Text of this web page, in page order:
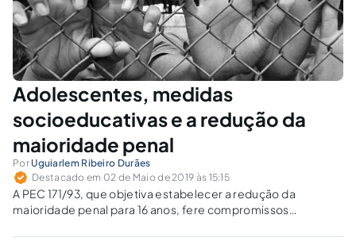
Adolescentes, medidas
socioeducativas e a redução da
maioridade penal
Por Uguiarlem Ribeiro Durães
Destacado em 02 de Maio de 2019 às 15:15
A PEC 171/93, que objetiva estabelecer a redução da
maioridade penal para 16 anos, fere compromissos
período de aplicação da medida socioeducativa deve